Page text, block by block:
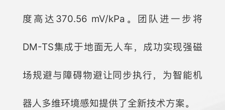
度高达370.56 mV/kPa。团队进一步将
DM-TS集成于地面无人车，成功实现强磁
场规避与障碍物避让同步执行，为智能机
器人多维环境感知提供了全新技术方案。